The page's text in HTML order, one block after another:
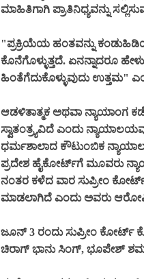
ಮಾಹಿತಿಗಾಗಿ ಪ್ರಾತಿನಿಧ್ಯವನ್ನು
"ಪ್ರಕ್ರಿಯೆಯ ಹಂತವನ್ನು
ಕೊನೆಗೊಳ್ಳುತ್ತದೆ. ಏನನ್ನಾದರೂ
ಹಿಂತೆಗೆದುಕೊಳ್ಳುವುದು ಉತ್ತಮ"
ಆಡಳಿತಾತ್ಮಕ ಅಥವಾ ನ್ಯಾಯಾಂಗ
ಸ್ವಾತಂತ್ರ್ಯವಿದೆ ಎಂದು
ಧರ್ಮಶಾಲಾದ ಕೌಟುಂಬಿಕ
ಪ್ರದೇಶ ಹೈಕೋರ್ಟ್‌ಗೆ ಮೂವರು
ನಂತರ ಕಳೆದ ವಾರ ಸುಪ್ರೀಂ
ಮಾಡಲಾಗಿದೆ ಎಂದು ಅವರು
ಜೂನ್ 3 ರಂದು ಸುಪ್ರೀಂ ಕೋರ್ಟ್
ಚಿರಾಗ್ ಭಾನು ಸಿಂಗ್, ಭೂಪೇಶ್